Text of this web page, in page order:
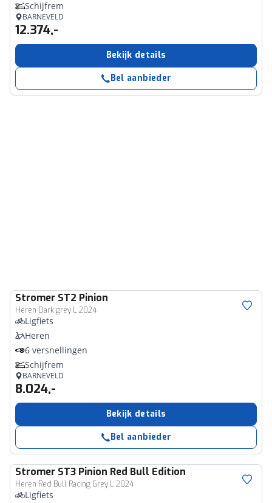
Schijfrem
BARNEVELD
12.374,-
Bekijk details
Bel aanbieder
Stromer ST2 Pinion
Heren Dark grey L 2024
Ligfiets
Heren
6 versnellingen
Schijfrem
BARNEVELD
8.024,-
Bekijk details
Bel aanbieder
Stromer ST3 Pinion Red Bull Edition
Heren Red Bull Racing Grey L 2024
Ligfiets